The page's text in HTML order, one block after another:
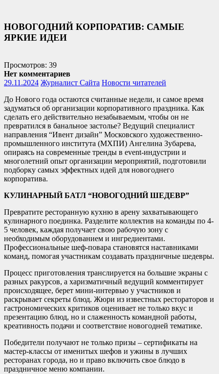
НОВОГОДНИЙ КОРПОРАТИВ: САМЫЕ
ЯРКИЕ ИДЕИ
Просмотров: 39
Нет комментариев
29.11.2024 Журналист Сайта Новости читателей
До Нового года остаются считанные недели, и самое время
задуматься об организации корпоративного праздника. Как
сделать его действительно незабываемым, чтобы он не
превратился в банальное застолье? Ведущий специалист
направления “Ивент дизайн” Московского художественно-
промышленного института (МХПИ) Ангелина Зубарева,
опираясь на современные тренды в event-индустрии и
многолетний опыт организации мероприятий, подготовили
подборку самых эффектных идей для новогоднего
корпоратива.
КУЛИНАРНЫЙ БАТЛ “НОВОГОДНИЙ ШЕДЕВР”
Превратите ресторанную кухню в арену захватывающего
кулинарного поединка. Разделите коллектив на команды по 4-
5 человек, каждая получает свою рабочую зону с
необходимым оборудованием и ингредиентами.
Профессиональные шеф-повара становятся наставниками
команд, помогая участникам создавать праздничные шедевры.
Процесс приготовления транслируется на большие экраны с
разных ракурсов, а харизматичный ведущий комментирует
происходящее, берет мини-интервью у участников и
раскрывает секреты блюд. Жюри из известных рестораторов и
гастрономических критиков оценивает не только вкус и
презентацию блюд, но и слаженность командной работы,
креативность подачи и соответствие новогодней тематике.
Победители получают не только призы – сертификаты на
мастер-классы от именитых шефов и ужины в лучших
ресторанах города, но и право включить свое блюдо в
праздничное меню компании.